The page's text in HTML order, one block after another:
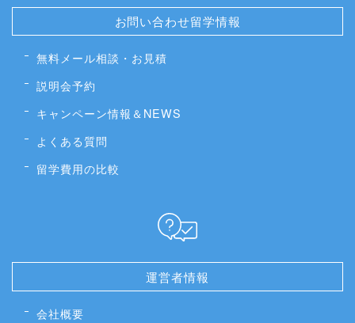
お問い合わせ留学情報
無料メール相談・お見積
説明会予約
キャンペーン情報＆NEWS
よくある質問
留学費用の比較
運営者情報
会社概要